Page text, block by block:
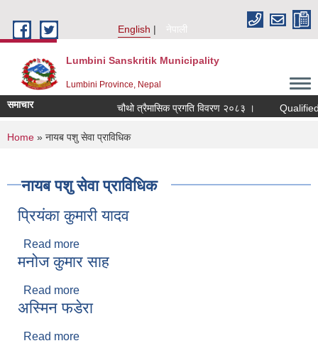
English
नेपाली
Lumbini Sanskritik Municipality
Lumbini Province, Nepal
समाचार चौथो त्रैमासिक प्रगति विवरण २०८३ । Qualified
You are here
Home » नायब पशु सेवा प्राविधिक
नायब पशु सेवा प्राविधिक
प्रियंका कुमारी यादव
Read more
मनोज कुमार साह
Read more
अस्मिन फडेरा
Read more